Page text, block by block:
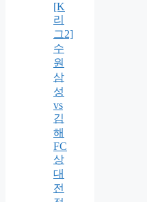
[K
리
그2]
수
원
삼
성
vs
김
해
FC
상
대
전